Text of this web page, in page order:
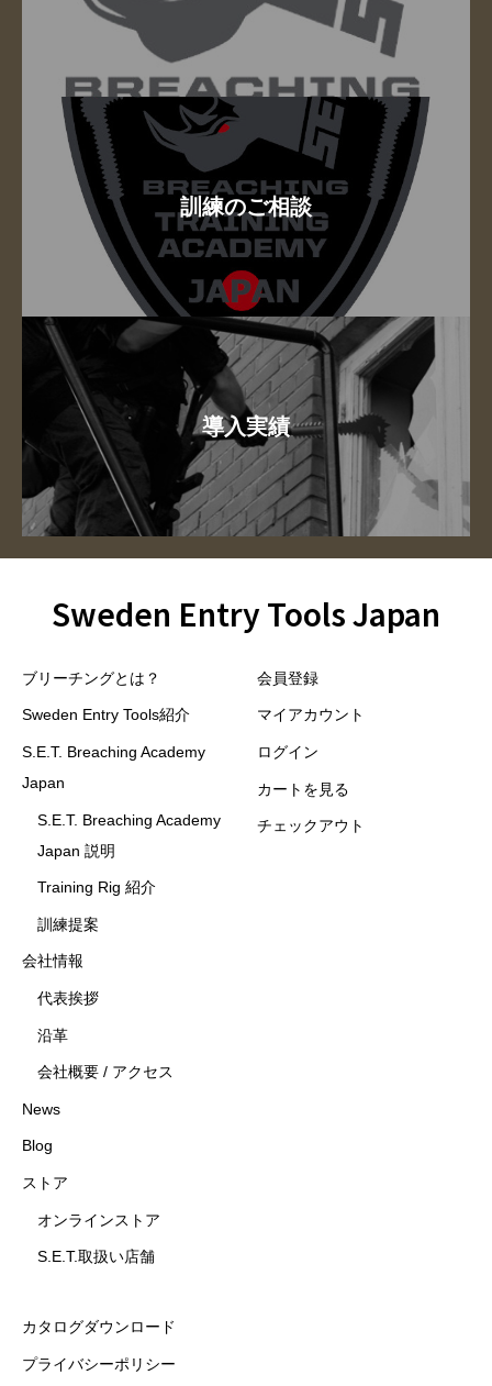
訓練のご相談
導入実績
Sweden Entry Tools Japan
ブリーチングとは？
Sweden Entry Tools紹介
S.E.T. Breaching Academy
Japan
S.E.T. Breaching Academy
Japan 説明
Training Rig 紹介
訓練提案
会社情報
代表挨拶
沿革
会社概要 / アクセス
News
Blog
ストア
オンラインストア
S.E.T.取扱い店舗
会員登録
マイアカウント
ログイン
カートを見る
チェックアウト
カタログダウンロード
プライバシーポリシー